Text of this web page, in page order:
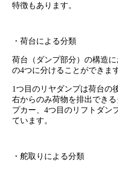
特徴もあります。
・荷台による分類
荷台（ダンプ部分）の構造
の4つに分けることができます
1つ目のリヤダンプは荷台の
右からのみ荷物を排出でき
プカー、4つ目のリフトダン
ています。
・舵取りによる分類